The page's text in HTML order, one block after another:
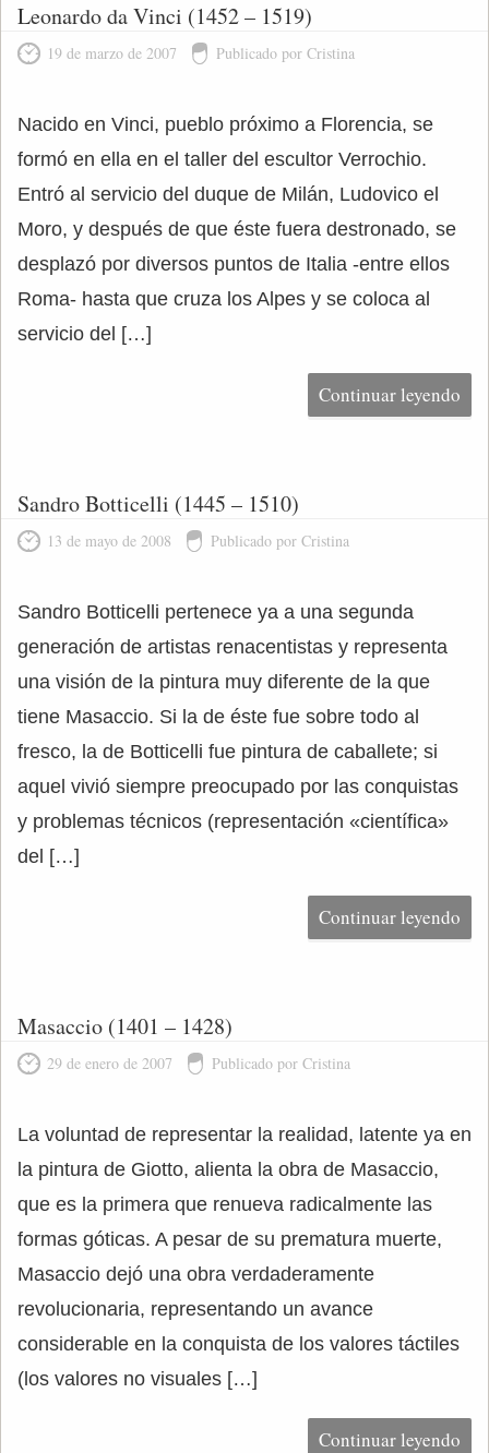
Leonardo da Vinci (1452 – 1519)
19 de marzo de 2007 Publicado por Cristina
Nacido en Vinci, pueblo próximo a Florencia, se
formó en ella en el taller del escultor Verrochio.
Entró al servicio del duque de Milán, Ludovico el
Moro, y después de que éste fuera destronado, se
desplazó por diversos puntos de Italia -entre ellos
Roma- hasta que cruza los Alpes y se coloca al
servicio del […]
Continuar leyendo
Sandro Botticelli (1445 – 1510)
13 de mayo de 2008 Publicado por Cristina
Sandro Botticelli pertenece ya a una segunda
generación de artistas renacentistas y representa
una visión de la pintura muy diferente de la que
tiene Masaccio. Si la de éste fue sobre todo al
fresco, la de Botticelli fue pintura de caballete; si
aquel vivió siempre preocupado por las conquistas
y problemas técnicos (representación «científica»
del […]
Continuar leyendo
Masaccio (1401 – 1428)
29 de enero de 2007 Publicado por Cristina
La voluntad de representar la realidad, latente ya en
la pintura de Giotto, alienta la obra de Masaccio,
que es la primera que renueva radicalmente las
formas góticas. A pesar de su prematura muerte,
Masaccio dejó una obra verdaderamente
revolucionaria, representando un avance
considerable en la conquista de los valores táctiles
(los valores no visuales […]
Continuar leyendo